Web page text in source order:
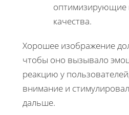
оптимизирующие
качества.
Хорошее изображение
чтобы оно вызывало
реакцию у
внимание и
дальше.